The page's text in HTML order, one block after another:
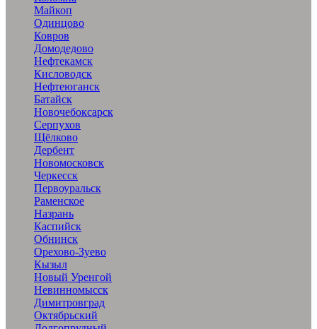
Майкоп
Одинцово
Ковров
Домодедово
Нефтекамск
Кисловодск
Нефтеюганск
Батайск
Новочебоксарск
Серпухов
Щёлково
Дербент
Новомосковск
Черкесск
Первоуральск
Раменское
Назрань
Каспийск
Обнинск
Орехово-Зуево
Кызыл
Новый Уренгой
Невинномысск
Димитровград
Октябрьский